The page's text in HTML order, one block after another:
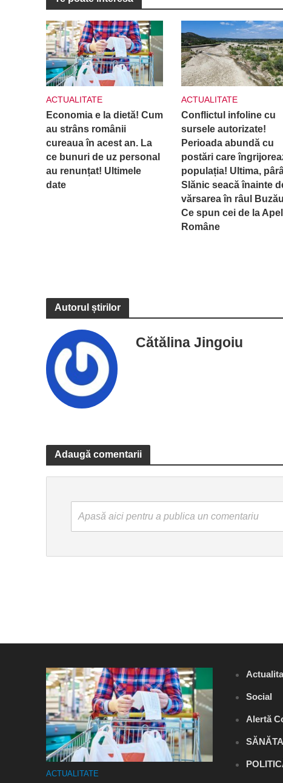
ACTUALITATE
Economia e la dietă! Cum
au strâns românii
cureaua în acest an. La
ce bunuri de uz personal
au renunțat! Ultimele
date
ACTUALITATE
Conflictul infoline cu
sursele autorizate!
Perioada abundă cu
postări care
populația! Ultima,
Slănic seacă înainte
vărsarea în râul
Ce spun cei de la
Române
Autorul știrilor
Cătălina Jingoiu
Adaugă comentarii
Apasă aici pentru a publica un comentariu
ACTUALITATE
Social
Alertă